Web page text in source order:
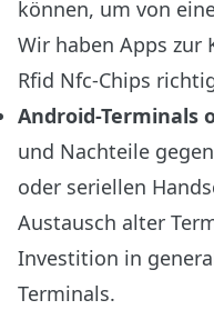
können, um von
Wir haben Apps zur
Rfid Nfc-Chips
Android-Terminals
und Nachteile
oder seriellen
Austausch alter
Investition in
Terminals.